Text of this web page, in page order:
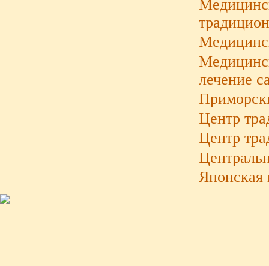
лечение
Центр
Центр
Японская